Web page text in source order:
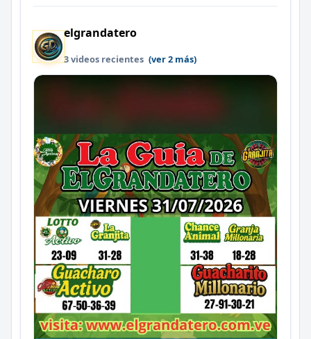
elgrandatero
3 videos recientes (ver 2 más)